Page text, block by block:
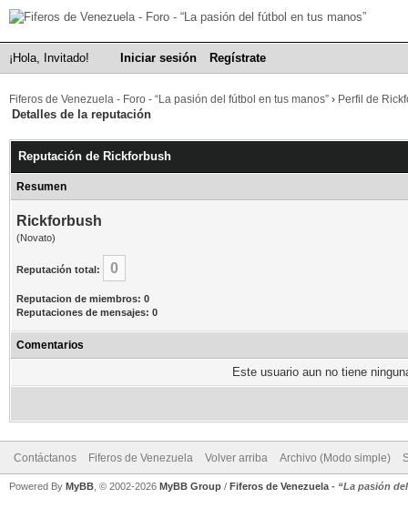
¡Hola, Invitado! Iniciar sesión Regístrate
Fiferos de Venezuela - Foro - “La pasión del fútbol en tus manos” › Perfil de
Detalles de la reputación
Reputación de Rickforbush
Resumen
Rickforbush
(Novato)
Reputación total: 0
Reputacion de miembros: 0
Reputaciones de mensajes: 0
Comentarios
Este usuario aun no tiene
Contáctanos Fiferos de Venezuela Volver arriba Archivo (Modo simple)
Powered By MyBB , © 2002-2026 MyBB Group / Fiferos de Venezuela - “La pasión